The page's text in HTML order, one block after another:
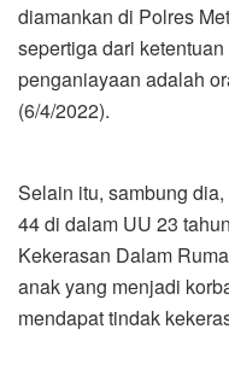
diamankan di Polres
sepertiga dari
penganiayaan adalah
(6/4/2022).
Selain itu, sambung
44 di dalam UU 23
Kekerasan Dalam
anak yang menjadi
mendapat tindak